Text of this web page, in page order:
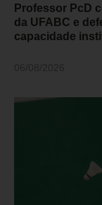
Professor PcD
da UFABC e
capacidade